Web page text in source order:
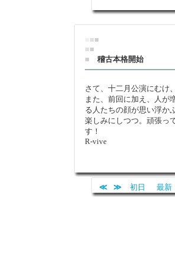
■■
■■
■
稽古本格開始
さて、十二月公演にむけ
また、前回に加え、人が
る人たちの顔が思い浮か
楽しみにしつつ。頑張っ
R-vive
≪ ≫ 初日 最新